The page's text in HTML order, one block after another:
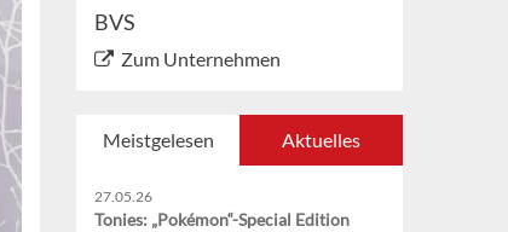
BVS
Zum Unternehmen
Meistgelesen Aktuelles
27.05.26
Tonies: „Pokémon“-Special Edition